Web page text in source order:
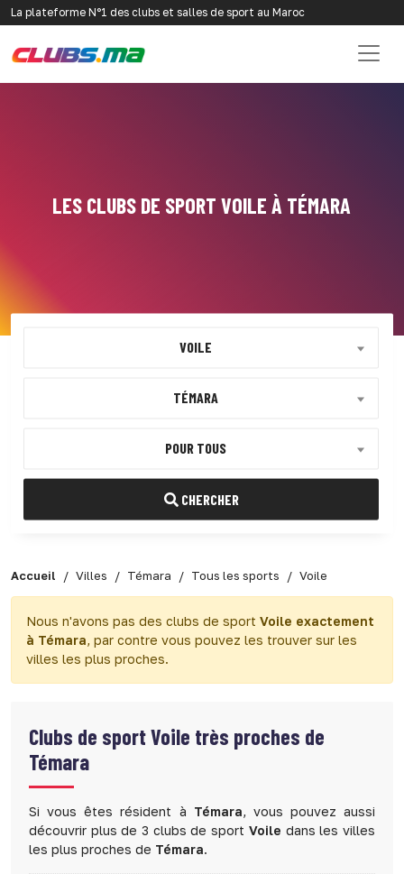
La plateforme N°1 des clubs et salles de sport au Maroc
LES CLUBS DE SPORT VOILE À TÉMARA
VOILE
TÉMARA
POUR TOUS
CHERCHER
Accueil Villes Témara Tous les sports Voile
Nous n'avons pas des clubs de sport Voile exactement
à Témara, par contre vous pouvez les trouver sur les
villes les plus proches.
Clubs de sportVoile très proches de
Témara
Si vous êtes résident à Témara, vous pouvez aussi
découvrir plus de 3 clubs de sport Voile dans les villes
les plus proches de Témara.